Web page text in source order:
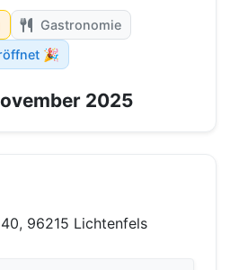
Gastronomie
🎉
2025
96215 Lichtenfels